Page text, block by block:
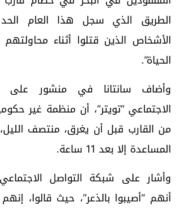
الطريق الذي سجل هذا العام
الأشخاص الذين قتلوا أثناء
الحياة”.
وأضاف سانتانا في منشور على
الاجتماعي “تويتر”، أن منظمة غير
من القارب قبل أن يغرق، منتصف
المساعدة إلا بعد 11 ساعة.
وأشار على شبكة التواصل
أنهم “أصيبوا بالذعر”، حيث قالوا،